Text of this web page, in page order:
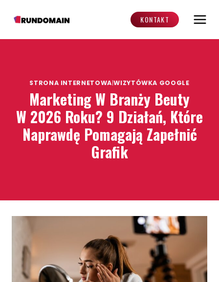
KONTAKT
STRONA INTERNETOWA|WIZYTÓWKA GOOGLE
Marketing W Branży Beuty
W 2026 Roku? 9 Działań, Które
Naprawdę Pomagają Zapełnić
Grafik